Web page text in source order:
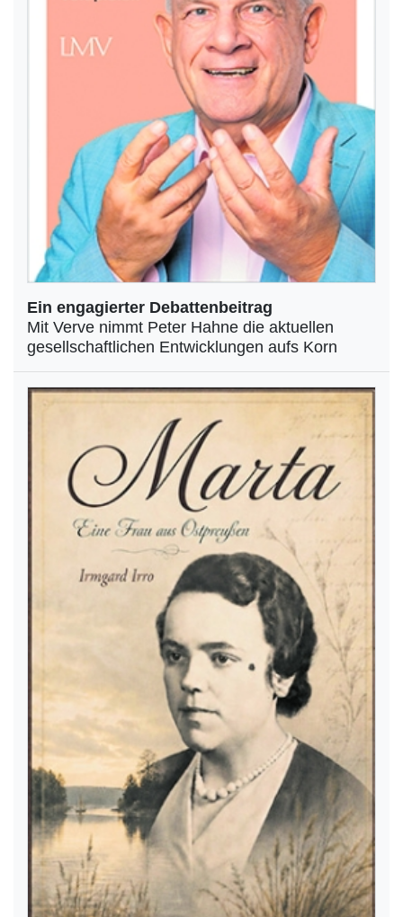
Ein engagierter Debattenbeitrag
Mit Verve nimmt Peter Hahne die aktuellen
gesellschaftlichen Entwicklungen aufs Korn